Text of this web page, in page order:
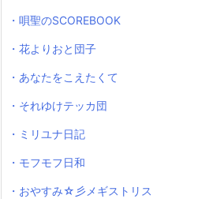
・唄聖のSCOREBOOK
・花よりおと団子
・あなたをこえたくて
・それゆけテッカ団
・ミリユナ日記
・モフモフ日和
・おやすみ☆彡メギストリス